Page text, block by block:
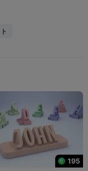
195